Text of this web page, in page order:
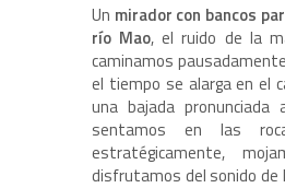
Un mirador con bancos
río Mao, el ruido de la
caminamos
el tiempo se alarga en el
una bajada pronunciada
sentamos en las
estratégicamente,
disfrutamos del sonido de